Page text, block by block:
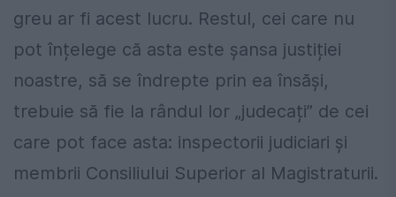
greu ar fi acest lucru. Restul, cei care nu
pot înțelege că asta este șansa justiției
noastre, să se îndrepte prin ea însăși,
trebuie să fie la rândul lor „judecați” de cei
care pot face asta: inspectorii judiciari și
membrii Consiliului Superior al Magistraturii.